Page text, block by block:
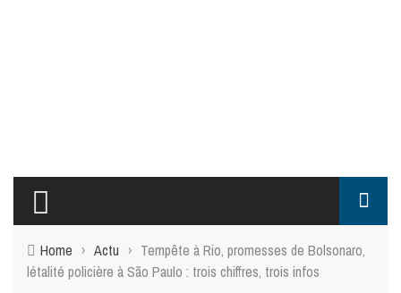
Home › Actu › Tempête à Rio, promesses de Bolsonaro,
létalité policière à São Paulo : trois chiffres, trois infos